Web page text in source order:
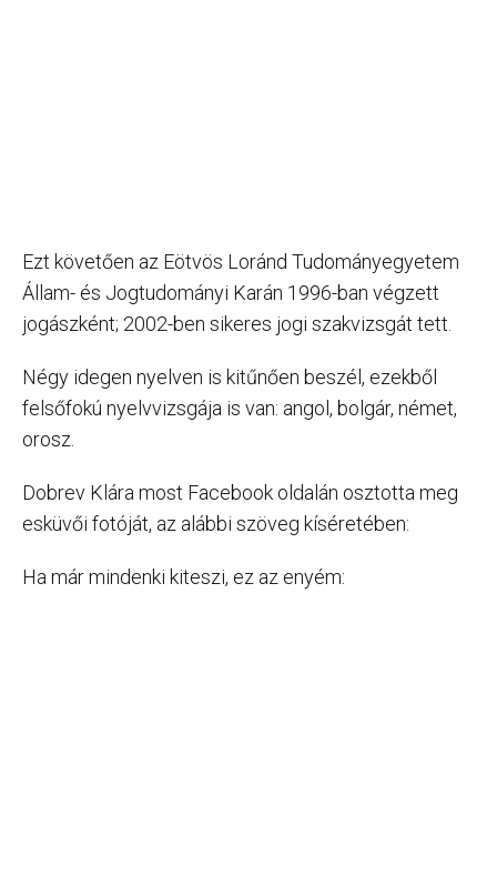
Ezt követően az Eötvös Loránd Tudományegyetem
Állam- és Jogtudományi Karán 1996-ban végzett
jogászként; 2002-ben sikeres jogi szakvizsgát tett.
Négy idegen nyelven is kitűnően beszél, ezekből
felsőfokú nyelvvizsgája is van: angol, bolgár, német,
orosz.
Dobrev Klára most Facebook oldalán osztotta meg
esküvői fotóját, az alábbi szöveg kíséretében:
Ha már mindenki kiteszi, ez az enyém: